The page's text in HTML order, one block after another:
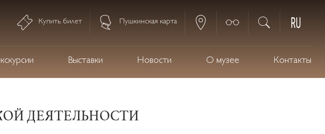
ДЕЯТЕЛЬНОСТИ
Купить билет Пушкинская карта
Выставки Новости О музее Контакты